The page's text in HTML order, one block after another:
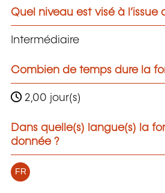
Quel niveau est visé à
Intermédiaire
Combien de temps dure la
2,00 jour(s)
Dans quelle(s) langue(s) la
donnée ?
FR